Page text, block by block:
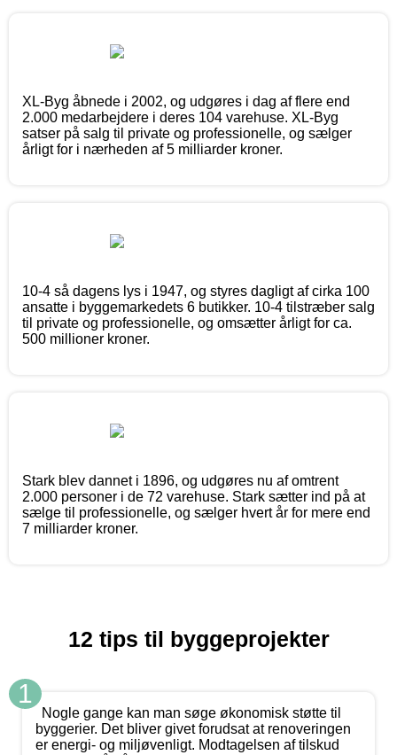
XL-Byg åbnede i 2002, og udgøres i dag af flere end
2.000 medarbejdere i deres 104 varehuse. XL-Byg
satser på salg til private og professionelle, og sælger
årligt for i nærheden af 5 milliarder kroner.
10-4 så dagens lys i 1947, og styres dagligt af cirka 100
ansatte i byggemarkedets 6 butikker. 10-4 tilstræber salg
til private og professionelle, og omsætter årligt for ca.
500 millioner kroner.
Stark blev dannet i 1896, og udgøres nu af omtrent
2.000 personer i de 72 varehuse. Stark sætter ind på at
sælge til professionelle, og sælger hvert år for mere end
7 milliarder kroner.
12 tips til byggeprojekter
1
Nogle gange kan man søge økonomisk støtte til
byggerier. Det bliver givet forudsat at renoveringen
er energi- og miljøvenligt. Modtagelsen af tilskud